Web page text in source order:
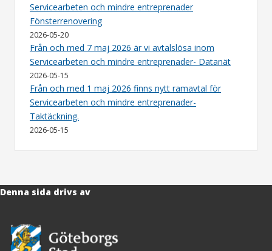
Servicearbeten och mindre entreprenader
Fönsterrenovering
2026-05-20
Från och med 7 maj 2026 är vi avtalslösa inom
Servicearbeten och mindre entreprenader- Datanät
2026-05-15
Från och med 1 maj 2026 finns nytt ramavtal för
Servicearbeten och mindre entreprenader-
Taktäckning.
2026-05-15
Denna sida drivs av